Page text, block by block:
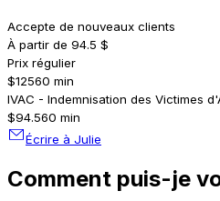
Accepte de nouveaux clients
À partir de 94.5 $
Prix régulier
$12560 min
IVAC - Indemnisation des Victimes
$94.560 min
Écrire à Julie
Comment puis-je